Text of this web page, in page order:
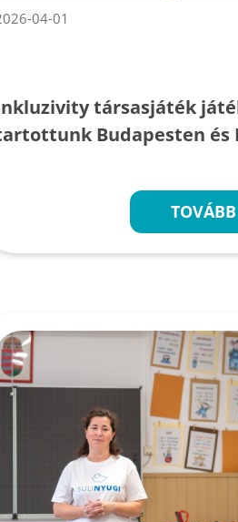
04-01
társasjáték
Budapesten és
TOVÁBB